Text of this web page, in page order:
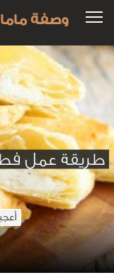
وصفة ماما
طريقة عمل